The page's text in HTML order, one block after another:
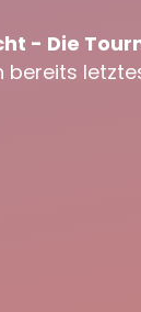
- Die
bereits